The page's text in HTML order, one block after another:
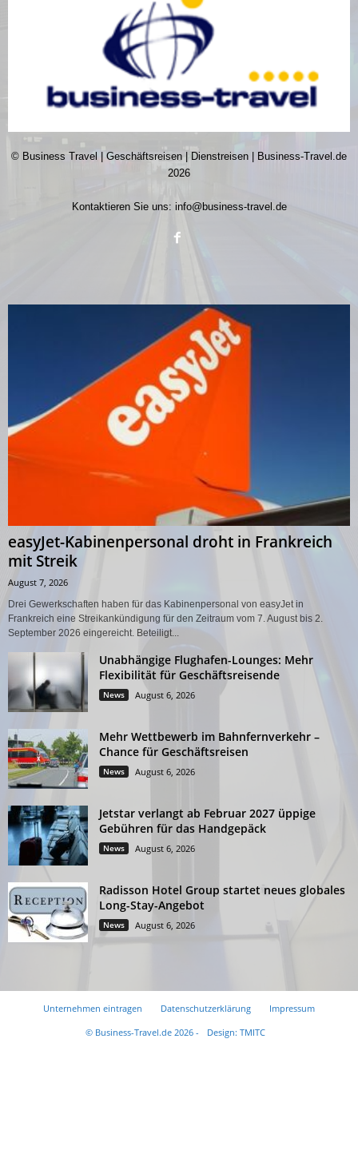
© Business Travel | Geschäftsreisen | Dienstreisen | Business-Travel.de
2026
Kontaktieren Sie uns: info@business-travel.de
easyJet-Kabinenpersonal droht in Frankreich
mit Streik
August 7, 2026
Drei Gewerkschaften haben für das Kabinenpersonal von easyJet in
Frankreich eine Streikankündigung für den Zeitraum vom 7. August bis 2.
September 2026 eingereicht. Beteiligt...
Unabhängige Flughafen-Lounges: Mehr
Flexibilität für Geschäftsreisende
News August 6, 2026
Mehr Wettbewerb im Bahnfernverkehr –
Chance für Geschäftsreisen
News August 6, 2026
Jetstar verlangt ab Februar 2027 üppige
Gebühren für das Handgepäck
News August 6, 2026
Radisson Hotel Group startet neues globales
Long-Stay-Angebot
News August 6, 2026
Unternehmen eintragen Datenschutzerklärung
Impressum
© Business-Travel.de 2026 -
Design: TMITC